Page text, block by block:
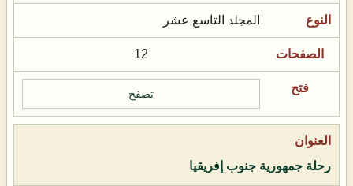
المجلد التاسع عشر
12
تصفح
رحلة جمهورية جنوب إفريقيا